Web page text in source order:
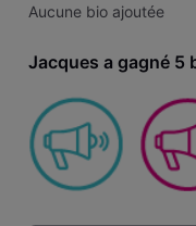
Aucune bio ajoutée
Jacques a gagné 5